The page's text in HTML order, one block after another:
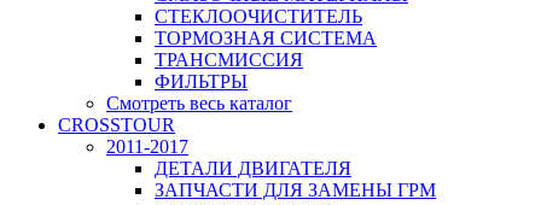
СТЕКЛООЧИСТИТЕЛЬ
ТОРМОЗНАЯ СИСТЕМА
ТРАНСМИССИЯ
ФИЛЬТРЫ
Смотреть весь каталог
CROSSTOUR
2011-2017
ДЕТАЛИ ДВИГАТЕЛЯ
ЗАПЧАСТИ ДЛЯ ЗАМЕНЫ ГРМ